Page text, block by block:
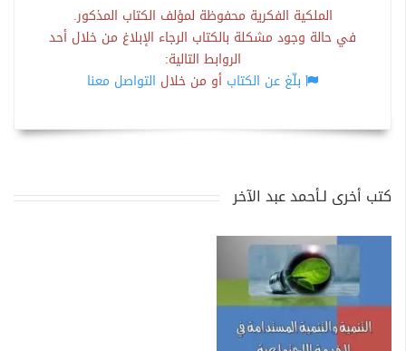
الملكية الفكرية محفوظة لمؤلف الكتاب المذكور.
في حالة وجود مشكلة بالكتاب الرجاء الإبلاغ من خلال أحد
الروابط التالية:
بلّغ عن الكتاب أو من خلال التواصل معنا
كتب أخرى لـأحمد عبد الآخر